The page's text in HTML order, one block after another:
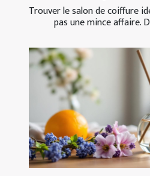
Trouver le salon de coiffure
pas une mince affaire.